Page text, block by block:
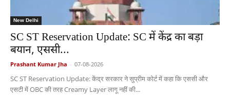
New Delhi
SC ST Reservation Update: SC में केंद्र का बड़ा
बयान, एससी...
Prashant Kumar Jha - 07-08-2026
SC ST Reservation Update: केंद्र सरकार ने सुप्रीम कोर्ट में कहा कि एससी और
एसटी में OBC की तरह Creamy Layer लागू नहीं की...